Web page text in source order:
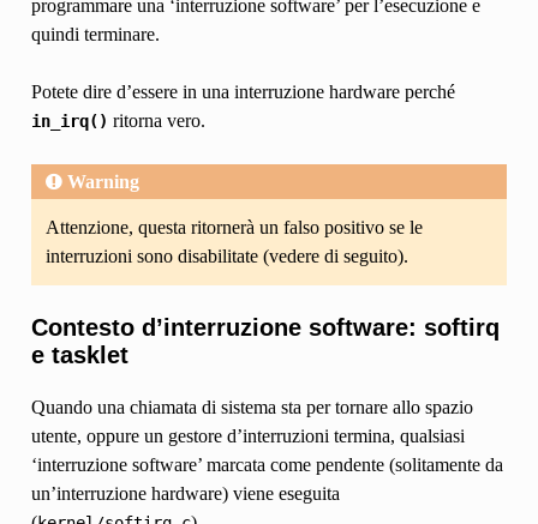
programmare una ‘interruzione software’ per l’esecuzione e
quindi terminare.
Potete dire d’essere in una interruzione hardware perché
in_irq() ritorna vero.
Warning
Attenzione, questa ritornerà un falso positivo se le
interruzioni sono disabilitate (vedere di seguito).
Contesto d’interruzione software: softirq
e tasklet
Quando una chiamata di sistema sta per tornare allo spazio
utente, oppure un gestore d’interruzioni termina, qualsiasi
‘interruzione software’ marcata come pendente (solitamente da
un’interruzione hardware) viene eseguita